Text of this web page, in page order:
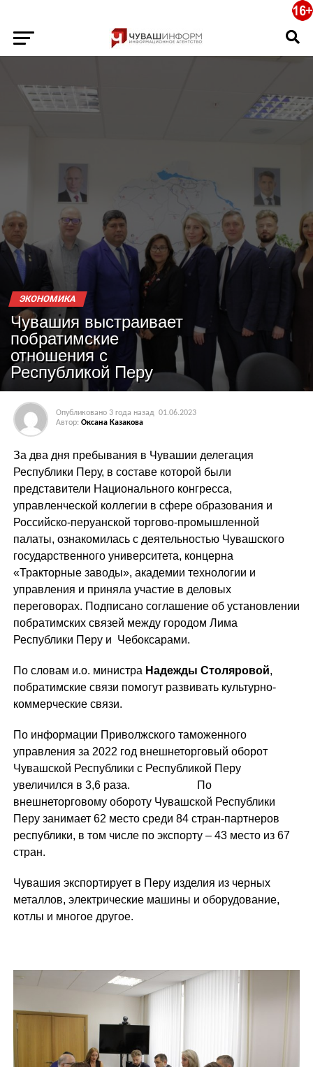
ЭКОНОМИКА
Чувашия выстраивает
побратимские
отношения с
Республикой Перу
Опубликовано 3 года назад 01.06.2023
Автор: Оксана Казакова
За два дня пребывания в Чувашии делегация
Республики Перу, в составе которой были
представители Национального конгресса,
управленческой коллегии в сфере образования и
Российско-перуанской торгово-промышленной
палаты, ознакомилась с деятельностью Чувашского
государственного университета, концерна
«Тракторные заводы», академии технологии и
управления и приняла участие в деловых
переговорах. Подписано соглашение об установлении
побратимских связей между городом Лима
Республики Перу и Чебоксарами.
По словам и.о. министра Надежды Столяровой,
побратимские связи помогут развивать культурно-
коммерческие связи.
По информации Приволжского таможенного
управления за 2022 год внешнеторговый оборот
Чувашской Республики с Республикой Перу
увеличился в 3,6 раза. По
внешнеторговому обороту Чувашской Республики
Перу занимает 62 место среди 84 стран-партнеров
республики, в том числе по экспорту – 43 место из 67
стран.
Чувашия экспортирует в Перу изделия из черных
металлов, электрические машины и оборудование,
котлы и многое другое.